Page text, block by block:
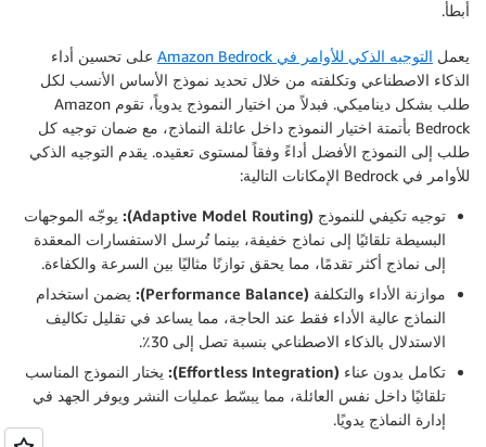
أبطأ.
يعمل التوجيه الذكي للأوامر في Amazon Bedrock
على تحسين أداء
الذكاء الاصطناعي وتكلفته من خلال تحديد نموذج الأساس الأنسب لكل
طلب بشكل ديناميكي. فبدلاً من اختيار النموذج يدوياً، تقوم Amazon
Bedrock بأتمتة اختيار النموذج داخل عائلة النماذج، مع ضمان توجيه كل
طلب إلى النموذج الأفضل أداءً وفقاً لمستوى تعقيده. يقدم التوجيه الذكي
للأوامر في Bedrock الإمكانات التالية:
توجيه تكيفي للنموذج (Adaptive Model Routing):
يوجّه الموجهات
البسيطة تلقائيًا إلى نماذج خفيفة، بينما تُرسل الاستفسارات المعقدة
إلى نماذج أكثر تقدمًا، مما يحقق توازنًا مثاليًا بين السرعة والكفاءة.
موازنة الأداء والتكلفة (Performance Balance):
يضمن استخدام
النماذج عالية الأداء فقط عند الحاجة، مما يساعد في تقليل تكاليف
الاستدلال بالذكاء الاصطناعي بنسبة تصل إلى 30٪.
تكامل بدون عناء (Effortless Integration):
يختار النموذج المناسب
تلقائيًا داخل نفس العائلة، مما يبسّط عمليات النشر ويوفر الجهد في
إدارة النماذج يدويًا.